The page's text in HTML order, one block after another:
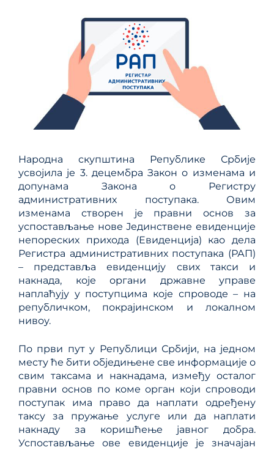
Народна скупштина Републике Србије
усвојила је 3. децембра Закон о изменама и
допунама Закона о Регистру
административних поступака. Овим
изменама створен је правни основ за
успостављање нове Јединствене евиденције
непореских прихода (Евиденција) као дела
Регистра административних поступака (РАП)
– представља евиденцију свих такси и
накнада, које органи државне управе
наплаћују у поступцима које спроводе – на
републичком, покрајинском и локалном
нивоу.
По први пут у Републици Србији, на једном
месту ће бити обједињене све информације о
свим таксама и накнадама, између осталог
правни основ по коме орган који спроводи
поступак има право да наплати одређену
таксу за пружање услуге или да наплати
накнаду за коришћење јавног добра.
Успостављање ове евиденције је значајан